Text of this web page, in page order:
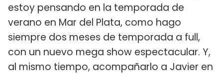
estoy pensando en la temporada de
verano en Mar del Plata, como hago
siempre dos meses de temporada a full,
con un nuevo mega show espectacular. Y,
al mismo tiempo, acompañarlo a Javier en